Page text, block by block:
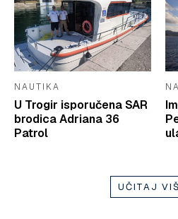
NAUTIKA
U Trogir isporučena SAR
brodica Adriana 36
Patrol
UČITAJ